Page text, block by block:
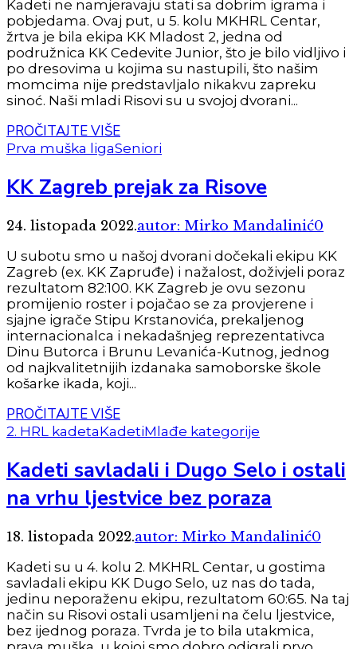
Kadeti ne namjeravaju stati sa dobrim igrama i
pobjedama. Ovaj put, u 5. kolu MKHRL Centar,
žrtva je bila ekipa KK Mladost 2, jedna od
podružnica KK Cedevite Junior, što je bilo vidljivo i
po dresovima u kojima su nastupili, što našim
momcima nije predstavljalo nikakvu zapreku
sinoć. Naši mladi Risovi su u svojoj dvorani...
PROČITAJTE VIŠE
Prva muška ligaSeniori
KK Zagreb prejak za Risove
24. listopada 2022.autor: Mirko Mandalinić0
U subotu smo u našoj dvorani dočekali ekipu KK
Zagreb (ex. KK Zapruđe) i nažalost, doživjeli poraz
rezultatom 82:100. KK Zagreb je ovu sezonu
promijenio roster i pojačao se za provjerene i
sjajne igrače Stipu Krstanovića, prekaljenog
internacionalca i nekadašnjeg reprezentativca
Dinu Butorca i Brunu Levanića-Kutnog, jednog
od najkvalitetnijih izdanaka samoborske škole
košarke ikada, koji...
PROČITAJTE VIŠE
2. HRL kadetaKadetiMlađe kategorije
Kadeti savladali i Dugo Selo i ostali
na vrhu ljestvice bez poraza
18. listopada 2022.autor: Mirko Mandalinić0
Kadeti su u 4. kolu 2. MKHRL Centar, u gostima
savladali ekipu KK Dugo Selo, uz nas do tada,
jedinu neporaženu ekipu, rezultatom 60:65. Na taj
način su Risovi ostali usamljeni na čelu ljestvice,
bez ijednog poraza. Tvrda je to bila utakmica,